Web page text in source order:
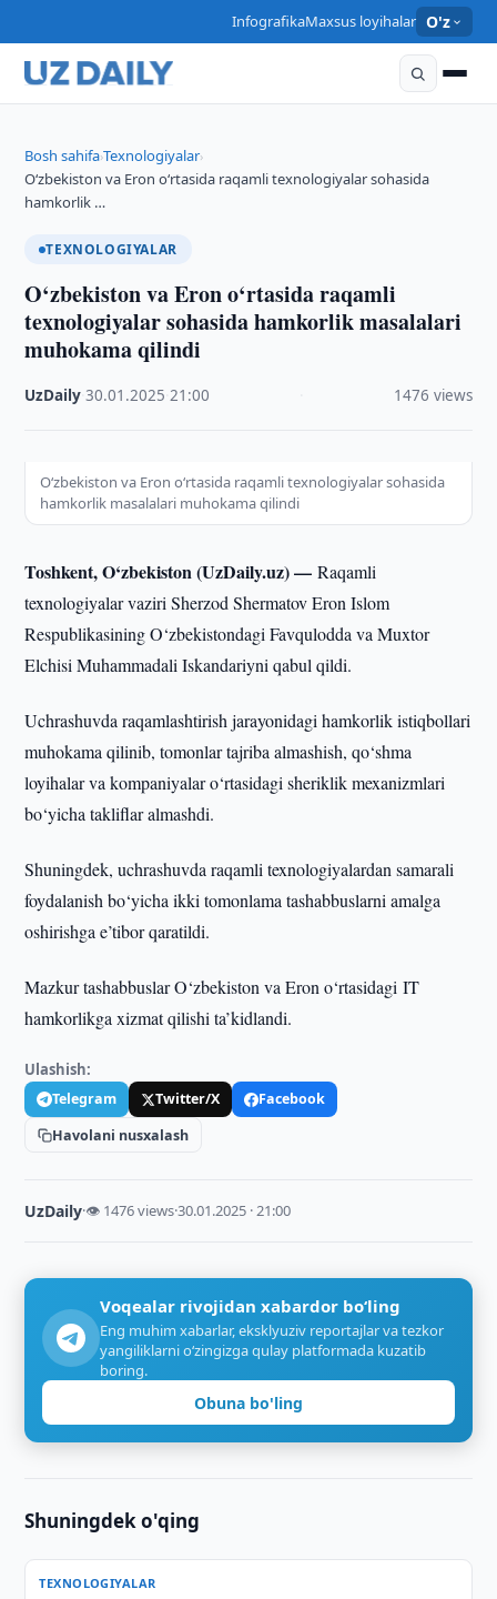
InfografikaMaxsus loyihalar O'z
Bosh sahifa›Texnologiyalar›
O‘zbekiston va Eron o‘rtasida raqamli texnologiyalar sohasida
hamkorlik …
TEXNOLOGIYALAR
O‘zbekiston va Eron o‘rtasida raqamli
texnologiyalar sohasida hamkorlik masalalari
muhokama qilindi
UzDaily ·30.01.2025 ·21:00 1476 views
O‘zbekiston va Eron o‘rtasida raqamli texnologiyalar sohasida
hamkorlik masalalari muhokama qilindi
Toshkent, O‘zbekiston (UzDaily.uz) —Raqamli
texnologiyalar vaziri Sherzod Shermatov Eron Islom
Respublikasining O‘zbekistondagi Favqulodda va Muxtor
Elchisi Muhammadali Iskandariyni qabul qildi.
Uchrashuvda raqamlashtirish jarayonidagi hamkorlik istiqbollari
muhokama qilinib, tomonlar tajriba almashish, qo‘shma
loyihalar va kompaniyalar o‘rtasidagi sheriklik mexanizmlari
bo‘yicha takliflar almashdi.
Shuningdek, uchrashuvda raqamli texnologiyalardan samarali
foydalanish bo‘yicha ikki tomonlama tashabbuslarni amalga
oshirishga e’tibor qaratildi.
Mazkur tashabbuslar O‘zbekiston va Eron o‘rtasidagi IT
hamkorlikga xizmat qilishi ta’kidlandi.
Ulashish:
Telegram Twitter/X
Facebook
Havolani nusxalash
UzDaily·👁 1476 views·30.01.2025 · 21:00
Voqealar rivojidan xabardor bo‘ling
Eng muhim xabarlar, eksklyuziv reportajlar va tezkor
yangiliklarni o‘zingizga qulay platformada kuzatib
boring.
Obuna bo'ling
Shuningdek o'qing
TEXNOLOGIYALAR